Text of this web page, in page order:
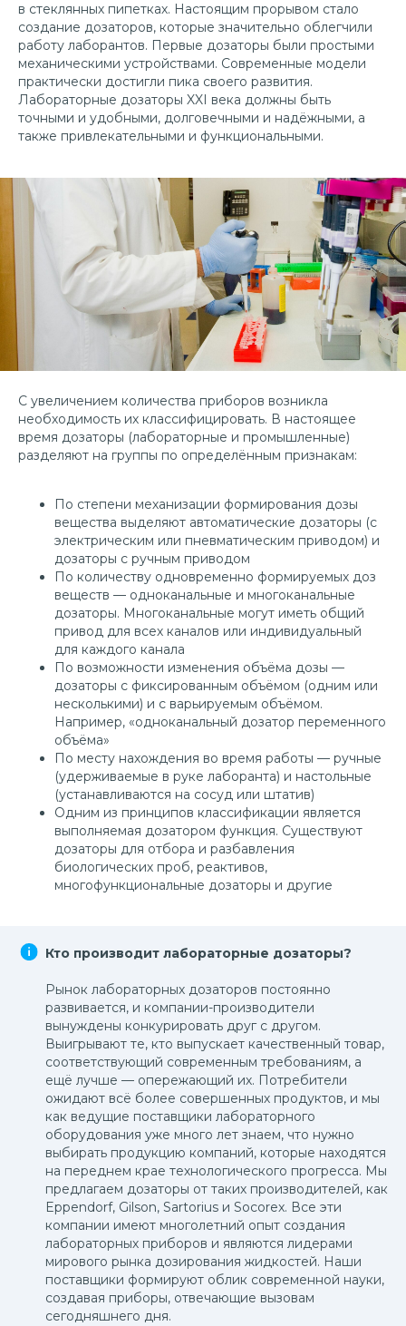
в стеклянных пипетках. Настоящим прорывом стало
создание дозаторов, которые значительно облегчили
работу лаборантов. Первые дозаторы были простыми
механическими устройствами. Современные модели
практически достигли пика своего развития.
Лабораторные дозаторы XXI века должны быть
точными и удобными, долговечными и надёжными, а
также привлекательными и функциональными.
С увеличением количества приборов возникла
необходимость их классифицировать. В настоящее
время дозаторы (лабораторные и промышленные)
разделяют на группы по определённым признакам:
По степени механизации формирования дозы
вещества выделяют автоматические дозаторы (с
электрическим или пневматическим приводом) и
дозаторы с ручным приводом
По количеству одновременно формируемых доз
веществ — одноканальные и многоканальные
дозаторы. Многоканальные могут иметь общий
привод для всех каналов или индивидуальный
для каждого канала
По возможности изменения объёма дозы —
дозаторы с фиксированным объёмом (одним или
несколькими) и с варьируемым объёмом.
Например, «одноканальный дозатор переменного
объёма»
По месту нахождения во время работы — ручные
(удерживаемые в руке лаборанта) и настольные
(устанавливаются на сосуд или штатив)
Одним из принципов классификации является
выполняемая дозатором функция. Существуют
дозаторы для отбора и разбавления
биологических проб, реактивов,
многофункциональные дозаторы и другие
Кто производит лабораторные дозаторы?
Рынок лабораторных дозаторов постоянно
развивается, и компании-производители
вынуждены конкурировать друг с другом.
Выигрывают те, кто выпускает качественный товар,
соответствующий современным требованиям, а
ещё лучше — опережающий их. Потребители
ожидают всё более совершенных продуктов, и мы
как ведущие поставщики лабораторного
оборудования уже много лет знаем, что нужно
выбирать продукцию компаний, которые находятся
на переднем крае технологического прогресса. Мы
предлагаем дозаторы от таких производителей, как
Eppendorf, Gilson, Sartorius и Socorex. Все эти
компании имеют многолетний опыт создания
лабораторных приборов и являются лидерами
мирового рынка дозирования жидкостей. Наши
поставщики формируют облик современной науки,
создавая приборы, отвечающие вызовам
сегодняшнего дня.